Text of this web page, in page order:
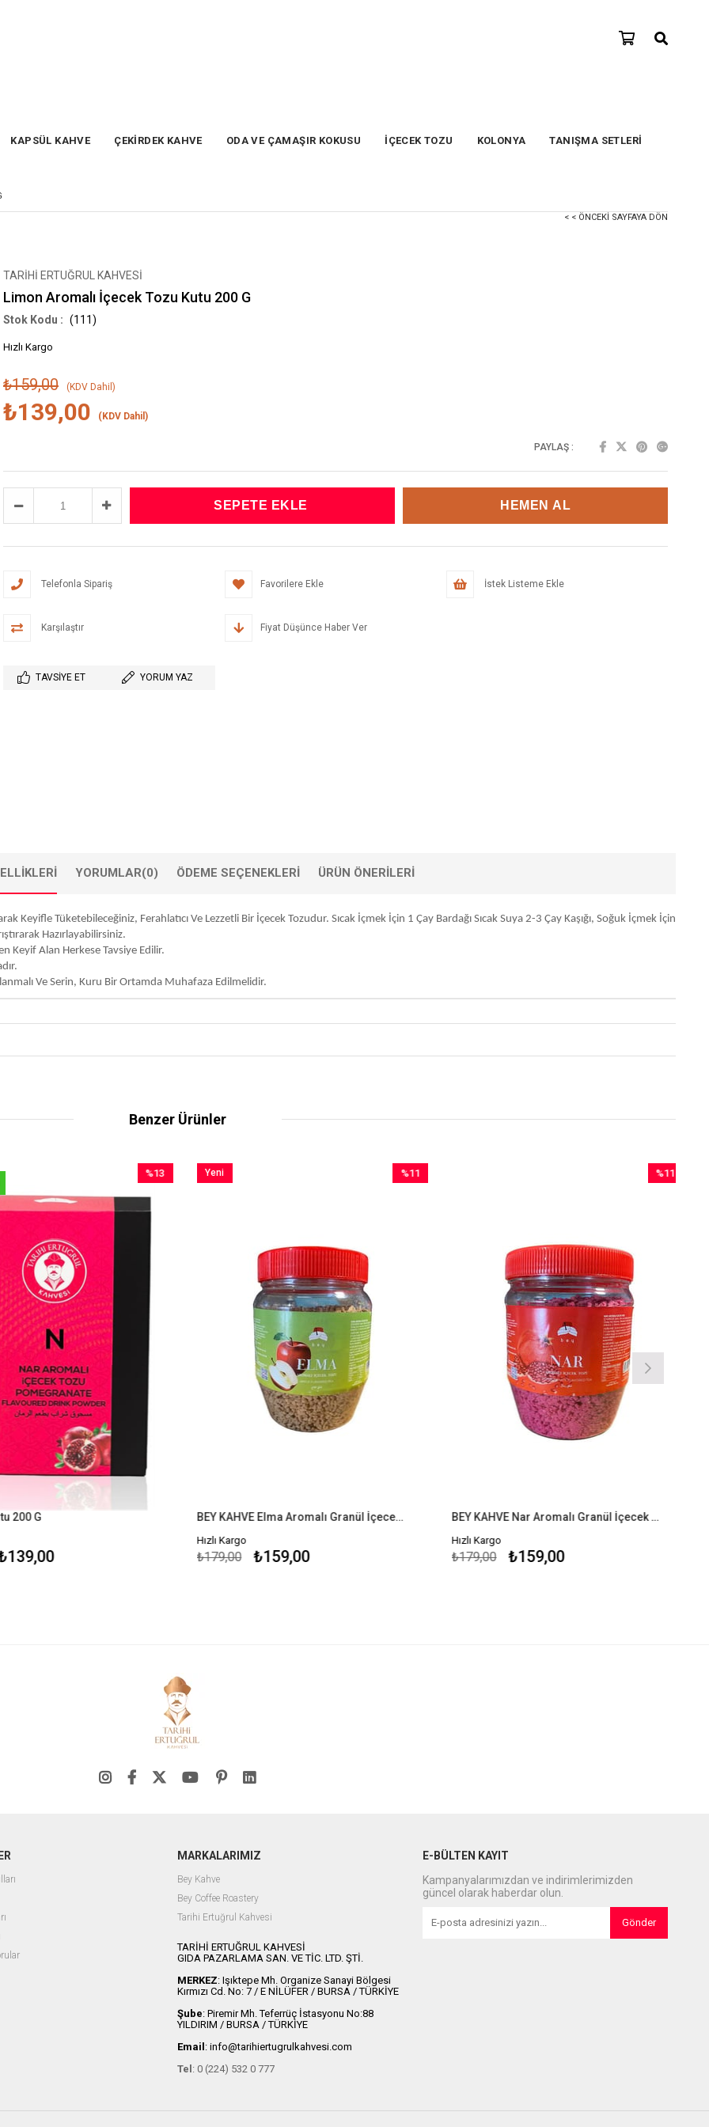
KAPSÜL KAHVE ÇEKİRDEK KAHVE ODA VE ÇAMAŞIR KOKUSU İÇECEK TOZU KOLONYA TANIŞMA SETLERİ
< < ÖNCEKI SAYFAYA DÖN
TARİHİ ERTUĞRUL KAHVESİ
Limon Aromalı İçecek Tozu Kutu 200 G
(111)
Hızlı Kargo
₺159,00 (KDV Dahil)
₺139,00 (KDV Dahil)
PAYLAŞ :
Telefonla Sipariş Favorilere Ekle İstek Listeme Ekle
Karşılaştır Fiyat Düşünce Haber Ver
TAVSIYE ET YORUM YAZ
YORUMLAR(0) ÖDEME SEÇENEKLERI ÜRÜN ÖNERILERI
Keyifle Tüketebileceğiniz, Ferahlatıcı Ve Lezzetli Bir İçecek Tozudur. Sıcak İçmek İçin 1 Çay Bardağı Sıcak Suya 2-3 Çay Kaşığı, Soğuk İçmek İçin
Hazırlayabilirsiniz.
Keyif Alan Herkese Tavsiye Edilir.
Ve Serin, Kuru Bir Ortamda Muhafaza Edilmelidir.
Benzer Ürünler
200 G
%13
%13İndirim
BEY KAHVE Elma Aromalı Granül İçecek Tozu 300 G
Hızlı Kargo
₺159,00
₺179,00
%11
Yeni
BEY KAHVE Nar Aromalı Granül İçecek Tozu 300 G
Hızlı Kargo
₺159,00
₺179,00
%11
MARKALARIMIZ
Bey Kahve
Bey Coffee Roastery
Tarihi Ertuğrul Kahvesi
TARİHİ ERTUĞRUL KAHVESİ
GIDA PAZARLAMA SAN. VE TİC. LTD. ŞTİ.
MERKEZ: Işıktepe Mh. Organize Sanayi Bölgesi
Kırmızı Cd. No: 7 / E NİLÜFER / BURSA / TÜRKİYE
Şube: Piremir Mh. Teferrüç İstasyonu No:88
YILDIRIM / BURSA / TÜRKİYE
Email : info@tarihiertugrulkahvesi.com
Tel : 0 (224) 532 0 777
E-BÜLTEN KAYIT
Kampanyalarımızdan ve indirimlerimizden
güncel olarak haberdar olun.
Gönder